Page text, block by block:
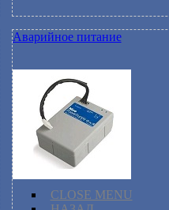
Аварийное питание
CLOSE MENU